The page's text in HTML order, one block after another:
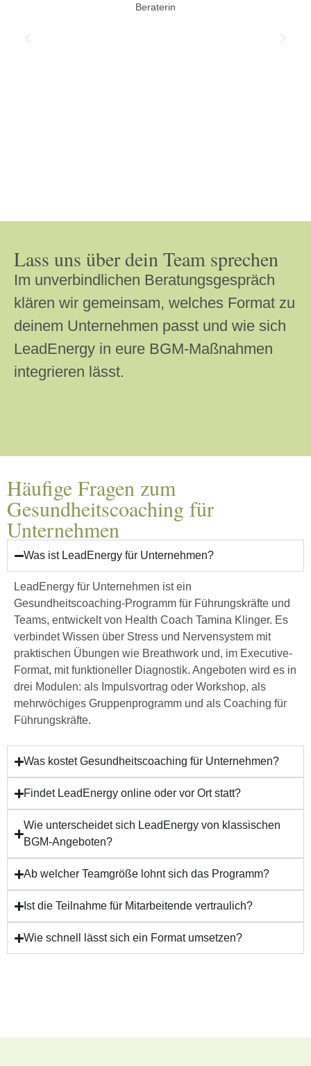
Beraterin
Lass uns über dein Team sprechen
Im unverbindlichen Beratungsgespräch
klären wir gemeinsam, welches Format zu
deinem Unternehmen passt und wie sich
LeadEnergy in eure BGM-Maßnahmen
integrieren lässt.
Häufige Fragen zum
Gesundheitscoaching für
Unternehmen
Was ist LeadEnergy für Unternehmen?
LeadEnergy für Unternehmen ist ein
Gesundheitscoaching-Programm für Führungskräfte und
Teams, entwickelt von Health Coach Tamina Klinger. Es
verbindet Wissen über Stress und Nervensystem mit
praktischen Übungen wie Breathwork und, im Executive-
Format, mit funktioneller Diagnostik. Angeboten wird es in
drei Modulen: als Impulsvortrag oder Workshop, als
mehrwöchiges Gruppenprogramm und als Coaching für
Führungskräfte.
Was kostet Gesundheitscoaching für Unternehmen?
Findet LeadEnergy online oder vor Ort statt?
Wie unterscheidet sich LeadEnergy von klassischen
BGM-Angeboten?
Ab welcher Teamgröße lohnt sich das Programm?
Ist die Teilnahme für Mitarbeitende vertraulich?
Wie schnell lässt sich ein Format umsetzen?